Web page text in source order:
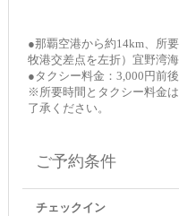
●那覇空港から約14km、所
牧港交差点を左折）宜野湾海
●タクシー料金：3,000円前後
※所要時間とタクシー料金は
了承ください。
ご予約条件
チェックイン